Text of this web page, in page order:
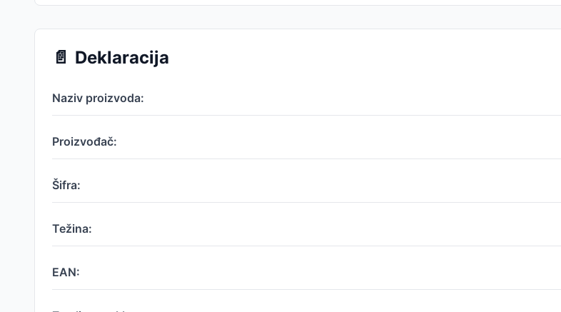
📄 Deklaracija
Naziv proizvoda:
Proizvođač:
Šifra:
Težina:
EAN: